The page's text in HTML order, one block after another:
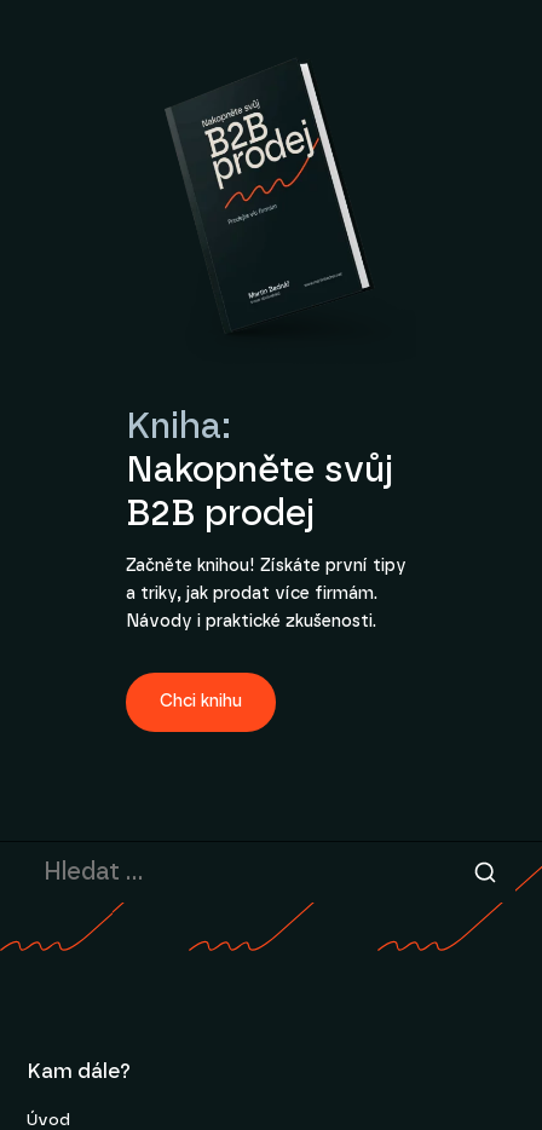
Kniha:
Nakopněte svůj
B2B prodej
Začněte knihou! Získáte první tipy
a triky, jak prodat více firmám.
Návody i praktické zkušenosti.
Chci knihu
Kam dále?
Úvod